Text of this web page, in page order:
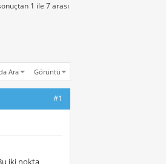
1 ile 7 arası
Ara Görüntü
#1
iki nokta